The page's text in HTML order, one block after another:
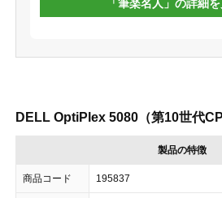
「筆楽名人」の詳細
DELL OptiPlex 5080（第10世代
製品の特徴
商品コード 195837